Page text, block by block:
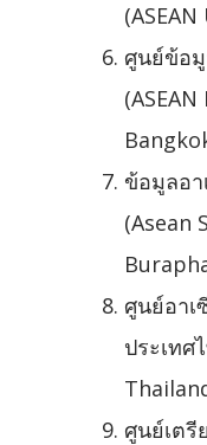
ศูนย์ข้อ
ข้อมูลอ
(Asean
ศูนย์อา
ประเทศ
ศูนย์เต